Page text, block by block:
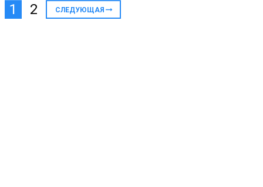
1 2 СЛЕДУЮЩАЯ